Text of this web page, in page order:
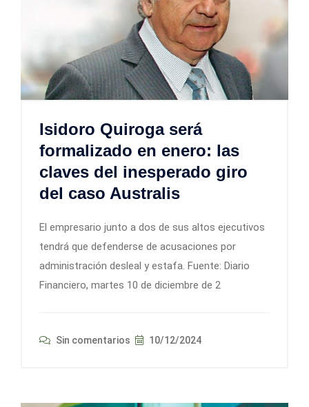
Isidoro Quiroga será
formalizado en enero: las
claves del inesperado giro
del caso Australis
El empresario junto a dos de sus altos ejecutivos
tendrá que defenderse de acusaciones por
administración desleal y estafa. Fuente: Diario
Financiero, martes 10 de diciembre de 2
Sin comentarios 10/12/2024